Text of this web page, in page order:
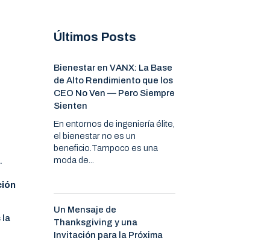
la
Últimos Posts
Bienestar en VANX: La Base
de Alto Rendimiento que los
CEO No Ven — Pero Siempre
Sienten
En entornos de ingeniería élite,
el bienestar no es un
beneficio.Tampoco es una
moda de...
Un Mensaje de
Thanksgiving y una
Invitación para la Próxima